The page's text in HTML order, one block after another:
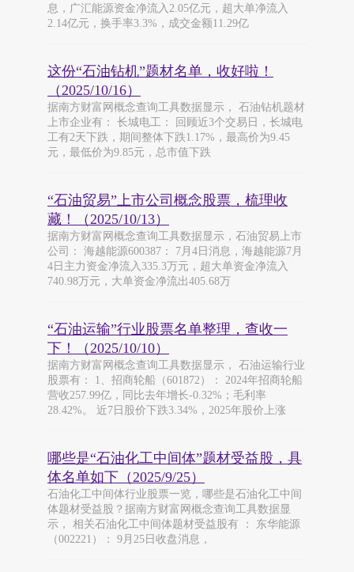
息，广汇能源资金净流入2.05亿元，超大单净流入
2.14亿元，换手率3.3%，成交金额11.29亿
这份“石油钻机”题材名单，收好啦！
（2025/10/16）
据南方财富网概念查询工具数据显示， 石油钻机题材
上市企业有： 长城电工： 回顾近3个交易日，长城电
工有2天下跌，期间整体下跌1.17%，最高价为9.45
元，最低价为9.85元，总市值下跌
“石油贸易”上市公司概念股票，梳理收
藏！（2025/10/13）
据南方财富网概念查询工具数据显示，石油贸易上市
公司： 海越能源600387： 7月4日消息，海越能源7月
4日主力资金净流入335.3万元，超大单资金净流入
740.98万元，大单资金净流出405.68万
“石油运输”行业股票名单整理，查收一
下！（2025/10/10）
据南方财富网概念查询工具数据显示， 石油运输行业
股票有： 1、招商轮船（601872）： 2024年招商轮船
营收257.99亿，同比去年增长-0.32%；毛利率
28.42%。 近7日股价下跌3.34%，2025年股价上涨
哪些是“石油化工中间体”题材受益股，具
体名单如下（2025/9/25）
石油化工中间体行业股票一览，哪些是石油化工中间
体题材受益股？据南方财富网概念查询工具数据显
示， 相关石油化工中间体题材受益股有 ： 东华能源
（002221）： 9月25日收盘消息，